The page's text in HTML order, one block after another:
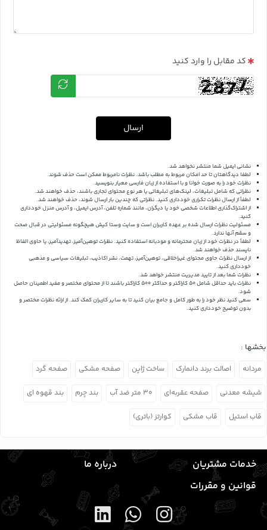
کد مقابل را وارد کنید
ارسال
نشانی ایمیل شما منتشر نخواهد شد.
لطفا دیدگاهتان تا حد امکان مربوط به مطلب باشد. نظرات نامربوط ممکن است حذف شوند.
نظرات خود را به صورت خوانا و با استفاده از زبان فارسی معیار بنویسید.
نظراتی که شامل تبلیغات، لینک‌های تبلیغاتی یا هر نوع محتوای تجاری باشند، حذف خواهند شد.
لطفاً از ارسال نظرات تکراری خودداری کنید. نظراتی که چندین بار ارسال شوند، حذف خواهند شد.
از اشتراک‌گذاری اطلاعات شخصی خود یا دیگران، مانند شماره تلفن، آدرس ایمیل، و آدرس منزل خودداری
کنید.
مسئولیت نظرات ارسال شده بر عهده کاربران است و سایت وستا کیش هیچگونه مسئولیتی در قبال صحت
و سقم آنها ندارد.
لطفاً در نظرات خود از زبان محترمانه و مودبانه استفاده کنید. نظرات توهین‌آمیز، تهدیدآمیز، یا حاوی الفاظ
ناپسند حذف خواهند شد.
از ارسال نظرات حاوی محتوای غیراخلاقی، توهین‌آمیز، تهمت، نشر اکاذیب، تبلیغات سیاسی و مذهبی
خودداری کنید.
نظرات شما بعد از تایید مدیریت منتشر خواهد شد.
نظرات باید حداقل شامل 50 کاراکتر و حداکثر 500 کاراکتر باشند تا از محتوای مختصر و مفید اطمینان حاصل
شود.
سعی کنید نظر خود را به طور کامل و جامع بیان کنید تا به سایر کاربران کمک کند.از ارائه نظرات مختصر و
بدون توضیح خودداری کنید.
بخشها :
مردانه اصالت برند دانمارک ساخت ژاپن صفحه مشکی صفحه گرد
شیشه معدنی صفحه عقربه‌ای ۳۰ متر ضد آب بند چرم بند قهوه ای
قاب استیل قاب مشکی کوارتز (باتری)
خدمات مشتریان
درباره ما
قوانین و مقررات